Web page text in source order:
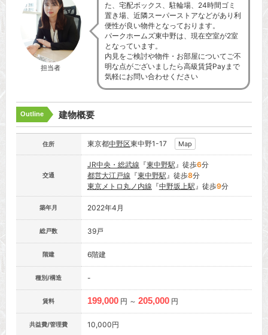
担当者
た、宅配ボックス、駐輪場、24時間ゴミ
置き場、近隣スーパーストアなどがあり利
便性が良い物件となっております。
パークホームズ東中野は、現在空室が2室
となっています。
内見をご検討や物件・お部屋についてご不
明な点がございましたら高級賃貸Payまで
気軽にお問い合わせください
Outline 建物概要
住所 東京都中野区東中野1-17 Map
交通
JR中央・総武線 『東中野駅』徒歩6分
都営大江戸線 『東中野駅』徒歩8分
東京メトロ丸ノ内線 『中野坂上駅』徒歩9分
築年月 2022年4月
総戸数 39戸
階建 6階建
種別/構造 -
賃料 199,000 円 ～ 205,000 円
共益費/管理費 10,000円